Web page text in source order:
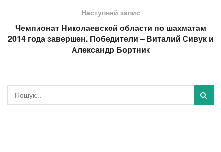
Наступний запис
Чемпионат Николаевской области по шахматам
2014 года завершен. Победители – Виталий Сивук и
Александр Бортник